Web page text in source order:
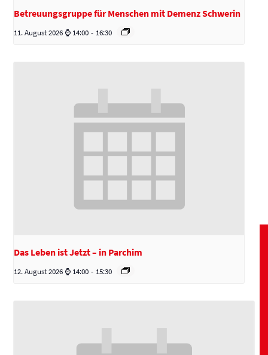
Betreuungsgruppe für Menschen mit Demenz Schwerin
11. August 2026 ⌚ 14:00 - 16:30
Das Leben ist Jetzt – in Parchim
12. August 2026 ⌚ 14:00 - 15:30